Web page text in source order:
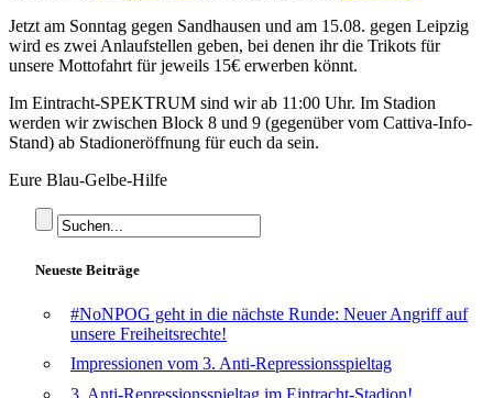
Jetzt am Sonntag gegen Sandhausen und am 15.08. gegen Leipzig
wird es zwei Anlaufstellen geben, bei denen ihr die Trikots für
unsere Mottofahrt für jeweils 15€ erwerben könnt.
Im Eintracht-SPEKTRUM sind wir ab 11:00 Uhr. Im Stadion
werden wir zwischen Block 8 und 9 (gegenüber vom Cattiva-Info-
Stand) ab Stadioneröffnung für euch da sein.
Eure Blau-Gelbe-Hilfe
Neueste Beiträge
#NoNPOG geht in die nächste Runde: Neuer Angriff auf
unsere Freiheitsrechte!
Impressionen vom 3. Anti-Repressionsspieltag
3. Anti-Repressionsspieltag im Eintracht-Stadion!